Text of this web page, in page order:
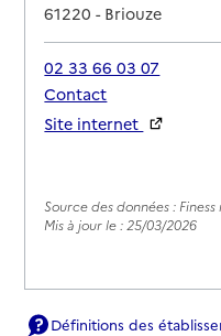
61220-Briouze
02 33 66 03 07
Contact
Site internet
Source des données : Finess
Mis à jour le : 25/03/2026
Définitions des